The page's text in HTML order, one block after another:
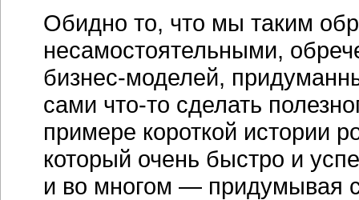
Обидно то, что мы таким
несамостоятельными,
бизнес-моделей,
сами что-то сделать
примере короткой истории
который очень быстро и
и во многом — придумывая